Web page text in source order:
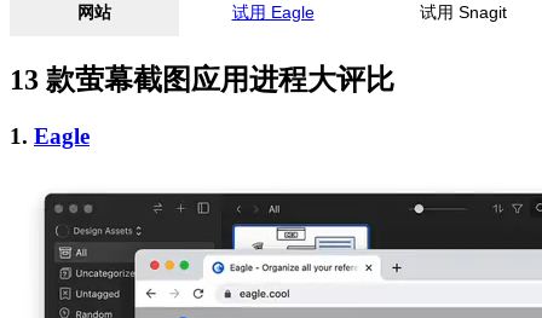
网站 试用 Eagle 试用 Snagit
13 款萤幕截图应用进程大评比
1. Eagle